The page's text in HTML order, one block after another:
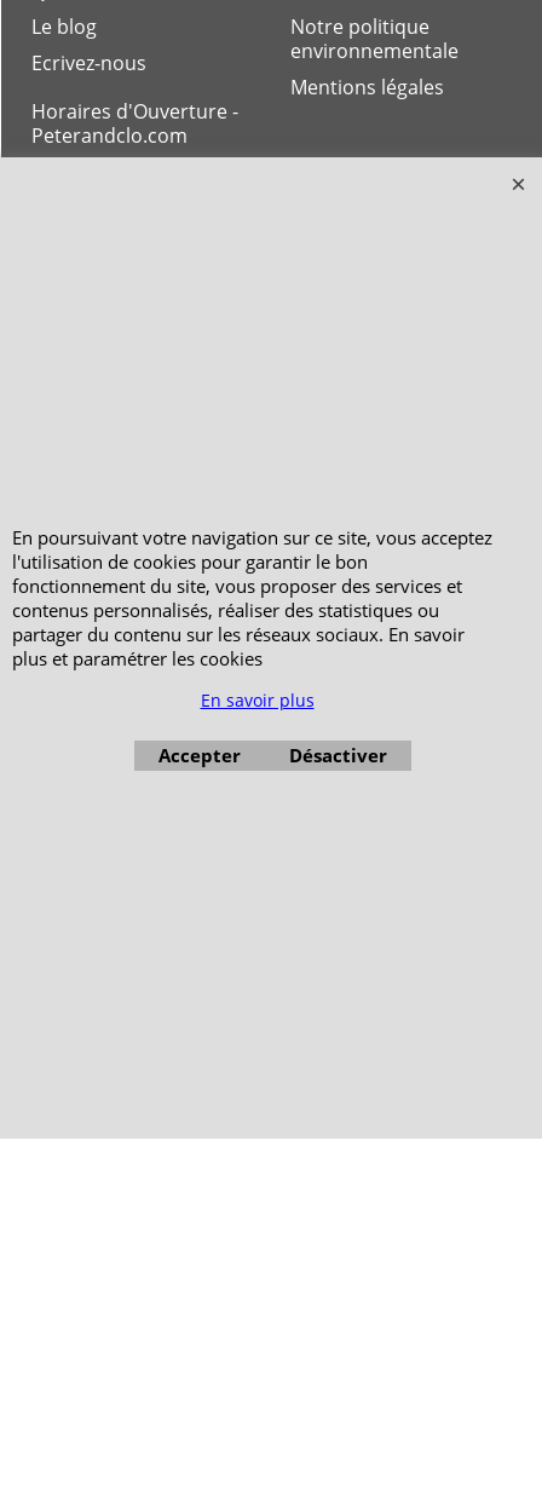
Notre politique
environnementale
Mentions légales
Le blog
Ecrivez-nous
Horaires d'Ouverture -
Peterandclo.com
En poursuivant votre navigation sur ce site, vous acceptez
l'utilisation de cookies pour garantir le bon
fonctionnement du site, vous proposer des services et
contenus personnalisés, réaliser des statistiques ou
partager du contenu sur les réseaux sociaux. En savoir
plus et paramétrer les cookies
En savoir plus
Accepter Désactiver